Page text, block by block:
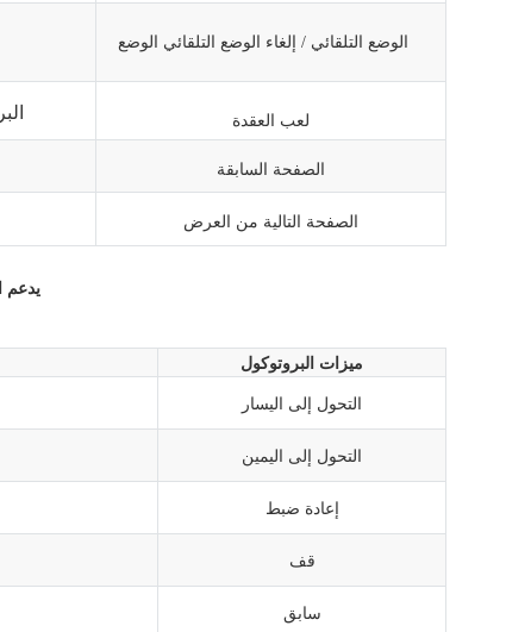
الوضع التلقائي/ إلغاء الوضع التلقائي الوضع
لعب العقدة البرنامج _1 (ملاحظة:
الصفحة السابقة
الصفحة التالية من العرض
يدعم
ميزات البروتوكول
التحول إلى اليسار
التحول إلى اليمين
إعادة ضبط
قف
سابق